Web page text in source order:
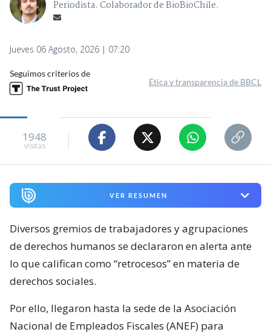
Periodista. Colaborador de BioBioChile.
Jueves 06 Agosto, 2026 | 07:20
Seguimos criterios de
Ética y transparencia de BBCL
1948
visitas
VER RESUMEN
Diversos gremios de trabajadores y agrupaciones
de derechos humanos se declararon en alerta ante
lo que califican como “retrocesos” en materia de
derechos sociales.
Por ello, llegaron hasta la sede de la Asociación
Nacional de Empleados Fiscales (ANEF) para